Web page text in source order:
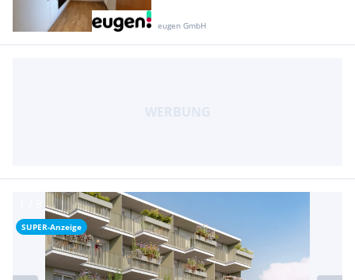
eugen GmbH
SUPER-Anzeige